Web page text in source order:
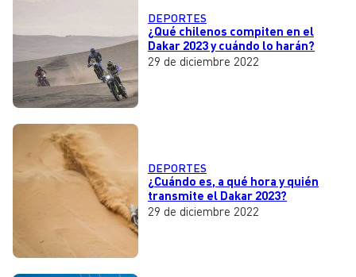
DEPORTES
¿Qué chilenos compiten en el
Dakar 2023 y cuándo lo harán?
29 de diciembre 2022
DEPORTES
¿Cuándo es, a qué hora y quién
transmite el Dakar 2023?
29 de diciembre 2022